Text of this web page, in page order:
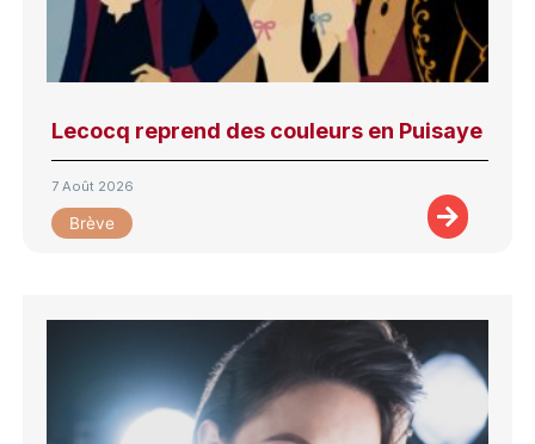
Lecocq reprend des couleurs en Puisaye
7 Août 2026
Brève